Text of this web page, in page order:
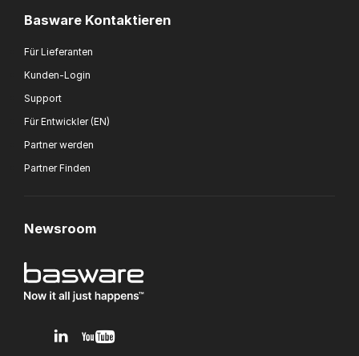
Basware Kontaktieren
Für Lieferanten
Kunden-Login
Support
Für Entwickler (EN)
Partner werden
Partner Finden
Newsroom